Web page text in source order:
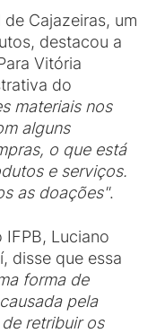
Cajazeiras, um
destacou a
Vitória
do
materiais nos
alguns
o que está
e serviços.
as doações".
Luciano
disse que essa
forma de
pela
retribuir os